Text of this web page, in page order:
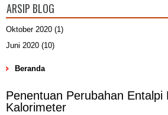
ARSIP BLOG
Oktober 2020 (1)
Juni 2020 (10)
Beranda
Penentuan Perubahan Entalpi
Kalorimeter